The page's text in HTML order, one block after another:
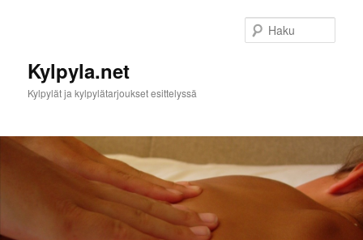
Kylpyla.net
Kylpylät ja kylpylätarjoukset esittelyssä